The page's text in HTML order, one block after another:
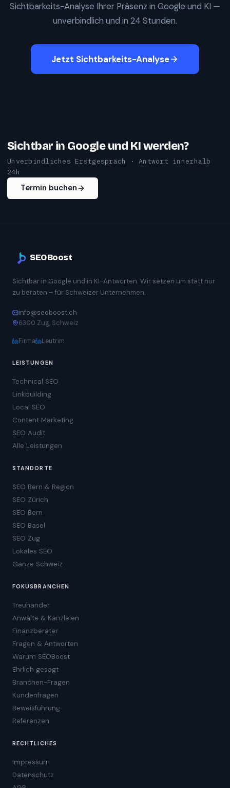
Sichtbarkeits-Analyse Ihrer Präsenz in Google und KI —
unverbindlich und in 24 Stunden.
Jetzt Sichtbarkeits-Analyse
Sichtbar in Google und KI werden?
Unverbindliches Erstgespräch · Antwort innerhalb
24h
Termin buchen
SEOBoost
Sichtbar in Google und in KI-Antworten. Wir setzen um statt nur
zu beraten – für Schweizer Unternehmen.
info@seoboost.ch
6300 Zug, Schweiz
Firma Leutrim
LEISTUNGEN
Technical SEO
Linkbuilding
Local SEO
Content Marketing
SEO Audit
Alle Leistungen
STANDORTE
SEO Bern & Region
SEO Zürich
SEO Bern
SEO Basel
SEO Zug
Lokales SEO
Ganze Schweiz
FOKUSBRANCHEN
Treuhänder
Anwälte & Kanzleien
Finanzberater
Fragen & Antworten
Warum SEOBoost
Ehrlich gesagt
Branchen-Fragen
Kundenfragen
Beweisführung
Referenzen
RECHTLICHES
Impressum
Datenschutz